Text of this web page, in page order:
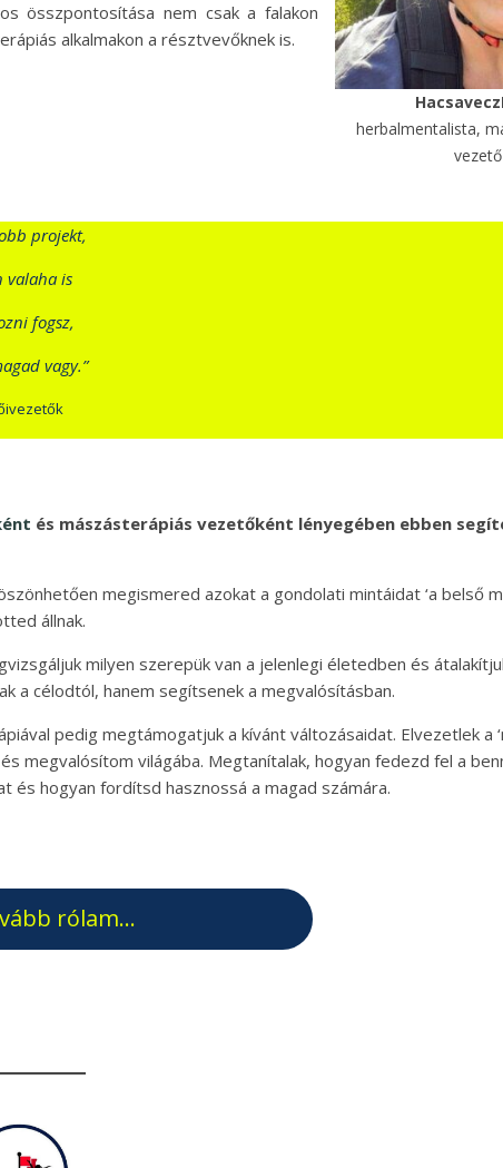
herbalmentalista,
vezető
összpontosítása nem csak a falakon
alkalmakon a résztvevőknek is.
projekt,
valaha is
fogsz,
vagy.”
és mászásterápiás vezetőként lényegében ebben
megismered azokat a gondolati mintáidat ‘a belső
állnak.
milyen szerepük van a jelenlegi életedben és
a célodtól, hanem segítsenek a megvalósításban.
pedig megtámogatjuk a kívánt változásaidat. Elvezetlek a
megvalósítom világába. Megtanítalak, hogyan fedezd fel a
és hogyan fordítsd hasznossá a magad számára.
rólam…